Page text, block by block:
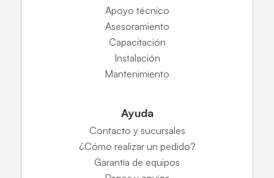
Apoyo técnico
Asesoramiento
Capacitación
Instalación
Mantenimiento
Ayuda
Contacto y sucursales
¿Cómo realizar un pedido?
Garantía de equipos